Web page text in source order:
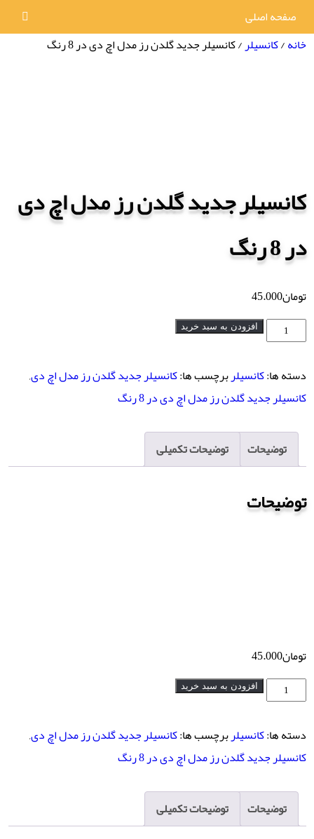
صفحه اصلی
خانه/کانسیلر/ کانسیلر جدید گلدن رز مدل اچ دی در 8 رنگ
کانسیلر جدید گلدن رز مدل اچ دی
در 8 رنگ
تومان45.000
کانسیلر
گلدن
رز
دی
8
افزودن به سبد خرید
دسته ها:کانسیلربرچسب ها:کانسیلر جدید گلدن رز مدل اچ دی,
کانسیلر جدید گلدن رز مدل اچ دی در 8 رنگ
توضیحات توضیحات تکمیلی
توضیحات
تومان45.000
کانسیلر
گلدن
رز
دی
افزودن به سبد خرید
دسته ها:کانسیلربرچسب ها:کانسیلر جدید گلدن رز مدل اچ دی,
کانسیلر جدید گلدن رز مدل اچ دی در 8 رنگ
توضیحات توضیحات تکمیلی